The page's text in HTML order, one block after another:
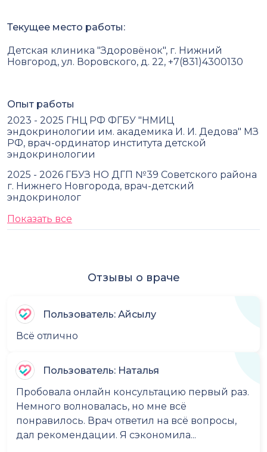
Текущее место работы:
Детская клиника "Здоровёнок", г. Нижний
Новгород, ул. Воровского, д. 22, +7(831)4300130
Опыт работы
2023 - 2025 ГНЦ РФ ФГБУ "НМИЦ
эндокринологии им. академика И. И. Дедова" МЗ
РФ, врач-ординатор института детской
эндокринологии
2025 - 2026 ГБУЗ НО ДГП №39 Советского района
г. Нижнего Новгорода, врач-детский
эндокринолог
Показать все
Отзывы о враче
Пользователь: Айсылу
Всё отлично
Пользователь: Наталья
Пробовала онлайн консультацию первый раз.
Немного волновалась, но мне всё
понравилось. Врач ответил на всё вопросы,
дал рекомендации. Я сэкономила...